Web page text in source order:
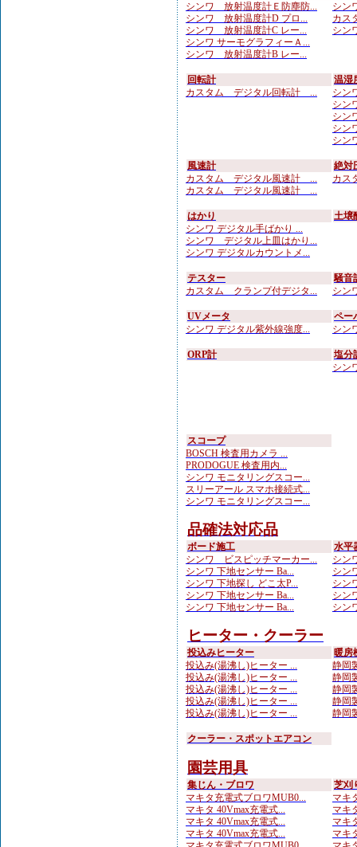
シンワ 放射温度計Ｅ防塵防...
シンワ 放射温度計D プロ...
シンワ 放射温度計C レー...
シンワ サーモグラフィーＡ...
シンワ 放射温度計B レー...
シン
カス
シン
回転計
カスタム デジタル回転計 ...
温湿
シン
シン
シン
シン
シン
風速計
カスタム デジタル風速計 ...
カスタム デジタル風速計 ...
絶対
カス
はかり
シンワ デジタル手ばかり ...
シンワ デジタル上皿はかり...
シンワ デジタルカウントメ...
土壌
テスター
カスタム クランプ付デジタ...
騒音
シン
UVメータ
シンワ デジタル紫外線強度...
ペー
シン
ORP計
塩分
シン
スコープ
BOSCH 検査用カメラ ...
PRODOGUE 検査用内...
シンワ モニタリングスコー...
スリーアール スマホ接続式...
シンワ モニタリングスコー...
品確法対応品
ボード施工
シンワ ビスピッチマーカー...
シンワ 下地センサー Ba...
シンワ 下地探し どこ太P...
シンワ 下地センサー Ba...
シンワ 下地センサー Ba...
水平
シン
シン
シン
シン
シン
ヒーター・クーラー
投込みヒーター
投込み(湯沸し)ヒーター ...
投込み(湯沸し)ヒーター ...
投込み(湯沸し)ヒーター ...
投込み(湯沸し)ヒーター ...
投込み(湯沸し)ヒーター ...
暖房
静岡
静岡
静岡
静岡
静岡
クーラー・スポットエアコン
園芸用具
集じん・ブロワ
マキタ充電式ブロワMUB0...
マキタ 40Vmax充電式...
マキタ 40Vmax充電式...
マキタ 40Vmax充電式...
芝刈
マキ
マキ
マキ
マキ